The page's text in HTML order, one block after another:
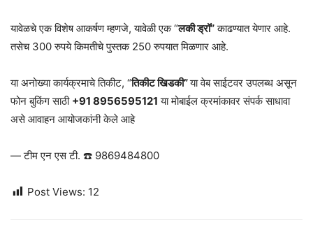
यावेळचे एक विशेष आकर्षण म्हणजे, यावेळी एक “लकी ड्रॉ”काढण्यात येणार आहे.
तसेच 300 रुपये किमतीचे पुस्तक 250 रुपयात मिळणार आहे.
या अनोख्या कार्यक्रमाचे तिकीट, “तिकीट खिडकी”या वेब साईटवर उपलब्ध असून
फोन बुकिंग साठी +91 8956595121 या मोबाईल क्रमांकावर संपर्क साधावा
असे आवाहन आयोजकांनी केले आहे
— टीम एन एस टी. ☎️ 9869484800
Post Views: 12